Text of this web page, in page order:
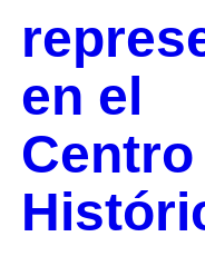
en el
Centro